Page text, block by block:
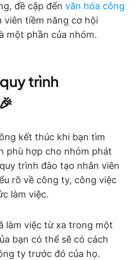
đề cập đến văn hóa công
viên tiềm năng cơ hội
một phần của nhóm.
trình
kết thúc khi bạn tìm
phù hợp cho nhóm phát
trình đào tạo nhân viên
rõ về công ty, công việc
làm việc.
làm việc từ xa trong một
bạn có thể sẽ có cách
ty trước đó của họ.